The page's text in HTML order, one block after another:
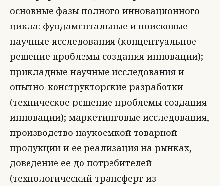
основные фазы полного инновационного
цикла: фундаментальные и поисковые
научные исследования (концептуальное
решение проблемы создания инновации);
прикладные научные исследования и
опытно-конструкторские разработки
(техническое решение проблемы создания
инновации); маркетинговые исследования,
производство наукоемкой товарной
продукции и ее реализация на рынках,
доведение ее до потребителей
(технологический трансферт из